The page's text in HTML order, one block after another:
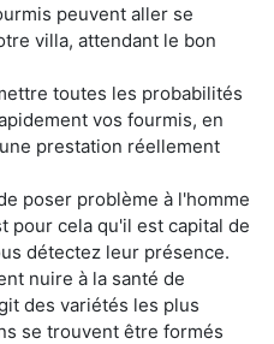
peuvent aller se
villa, attendant le bon
toutes les probabilités
vos fourmis, en
prestation réellement
poser problème à l'homme
pour cela qu'il est capital de
détectez leur présence.
nuire à la santé de
des variétés les plus
se trouvent être formés